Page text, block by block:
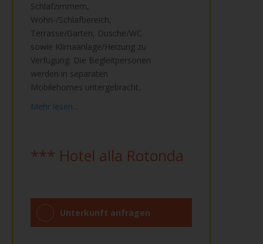
Schlafzimmern,
Wohn-/Schlafbereich,
Terrasse/Garten, Dusche/WC
sowie Klimaanlage/Heizung zu
Verfügung. Die Begleitpersonen
werden in separaten
Mobilehomes untergebracht.
Mehr lesen...
*** Hotel alla Rotonda
Unterkunft anfragen